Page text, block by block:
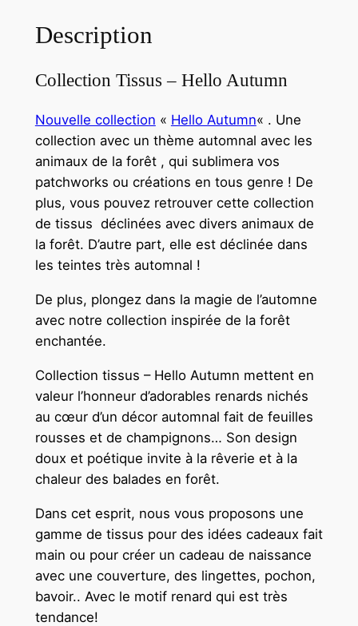
Description
Collection Tissus – Hello Autumn
Nouvelle collection « Hello Autumn« . Une
collection avec un thème automnal avec les
animaux de la forêt , qui sublimera vos
patchworks ou créations en tous genre ! De
plus, vous pouvez retrouver cette collection
de tissus déclinées avec divers animaux de
la forêt. D’autre part, elle est déclinée dans
les teintes très automnal !
De plus, plongez dans la magie de l’automne
avec notre collection inspirée de la forêt
enchantée.
Collection tissus – Hello Autumn mettent en
valeur l’honneur d’adorables renards nichés
au cœur d’un décor automnal fait de feuilles
rousses et de champignons… Son design
doux et poétique invite à la rêverie et à la
chaleur des balades en forêt.
Dans cet esprit, nous vous proposons une
gamme de tissus pour des idées cadeaux fait
main ou pour créer un cadeau de naissance
avec une couverture, des lingettes, pochon,
bavoir.. Avec le motif renard qui est très
tendance!